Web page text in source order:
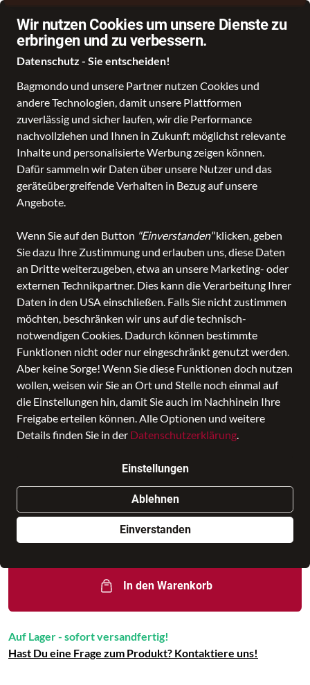
Wir nutzen Cookies um unsere Dienste zu
erbringen und zu verbessern.
Datenschutz - Sie entscheiden!
Bagmondo und unsere Partner nutzen Cookies und
andere Technologien, damit unsere Plattformen
zuverlässig und sicher laufen, wir die Performance
nachvollziehen und Ihnen in Zukunft möglichst relevante
Inhalte und personalisierte Werbung zeigen können.
Dafür sammeln wir Daten über unsere Nutzer und das
geräteübergreifende Verhalten in Bezug auf unsere
Angebote.
Wenn Sie auf den Button "Einverstanden"klicken, geben
Sie dazu Ihre Zustimmung und erlauben uns, diese Daten
an Dritte weiterzugeben, etwa an unsere Marketing- oder
externen Technikpartner. Dies kann die Verarbeitung Ihrer
Daten in den USA einschließen. Falls Sie nicht zustimmen
möchten, beschränken wir uns auf die technisch-
notwendigen Cookies. Dadurch können bestimmte
Funktionen nicht oder nur eingeschränkt genutzt werden.
Aber keine Sorge! Wenn Sie diese Funktionen doch nutzen
wollen, weisen wir Sie an Ort und Stelle noch einmal auf
die Einstellungen hin, damit Sie auch im Nachhinein Ihre
Freigabe erteilen können. Alle Optionen und weitere
Details finden Sie in der Datenschutzerklärung.
Einstellungen
Ablehnen
Einverstanden
Schule Reise Business Freizeit Fashion & Lifestyle
inkl. MwSt., VersandGRATIS
Nur noch weniger als 3 Artikel im Geschäft vorhanden.
Dieses Produkt ist nur online verfügbar
In den Warenkorb
Auf Lager - sofort versandfertig!
Hast Du eine Frage zum Produkt? Kontaktiere uns!